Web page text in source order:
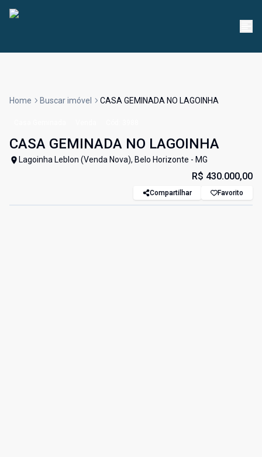
Home Buscar imóvel CASA GEMINADA NO LAGOINHA
CASA GEMINADA NO LAGOINHA
Lagoinha Leblon (Venda Nova), Belo Horizonte - MG
R$ 430.000,00
Compartilhar Favorito